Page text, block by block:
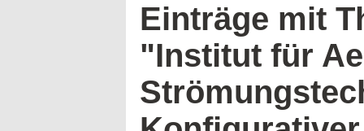
Einträge mit
"Institut für